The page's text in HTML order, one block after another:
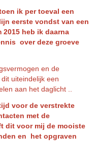
ik per toeval een
eerste vondst van een
2015 heb ik daarna
over deze groeve
en de
uiteindelijk een
aan het daglicht ..
voor de verstrekte
met de
dit voor mij de mooiste
en het opgraven